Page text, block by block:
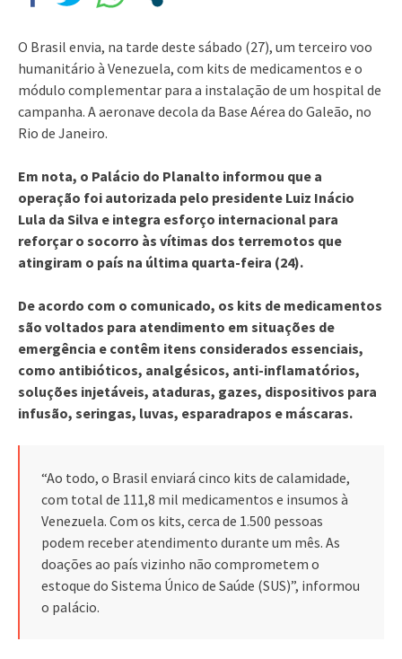
O Brasil envia, na tarde deste sábado (27), um terceiro voo
humanitário à Venezuela, com kits de medicamentos e o
módulo complementar para a instalação de um hospital de
campanha. A aeronave decola da Base Aérea do Galeão, no
Rio de Janeiro.
Em nota, o Palácio do Planalto informou que a
operação foi autorizada pelo presidente Luiz Inácio
Lula da Silva e integra esforço internacional para
reforçar o socorro às vítimas dos terremotos que
atingiram o país na última quarta-feira (24).
De acordo com o comunicado, os kits de medicamentos
são voltados para atendimento em situações de
emergência e contêm itens considerados essenciais,
como antibióticos, analgésicos, anti-inflamatórios,
soluções injetáveis, ataduras, gazes, dispositivos para
infusão, seringas, luvas, esparadrapos e máscaras.
“Ao todo, o Brasil enviará cinco kits de calamidade,
com total de 111,8 mil medicamentos e insumos à
Venezuela. Com os kits, cerca de 1.500 pessoas
podem receber atendimento durante um mês. As
doações ao país vizinho não comprometem o
estoque do Sistema Único de Saúde (SUS)”, informou
o palácio.